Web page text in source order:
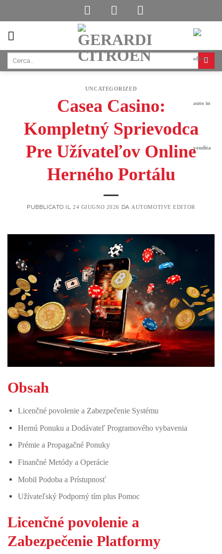
content
UNCATEGORIZED
Casea Casino:
Kompletný Sprievodca
Pre Užívateľov Online
Herného Portálu
PUBBLICATO IL24 GIUGNO 2026 DA AUTOMOTIVE EDITOR
Obsah
Licenčné povolenie a Zabezpečenie Systému
Hernú Ponuku a Dodávateľ Programového vybavenia
Prémie a Propagačné Ponuky
Finančné Metódy a Operácie
Mobil Podoba a Prístupnosť
Užívateľský Podporný tím plus Pomoc
Licenčné povolenie a
Zabezpečenie Platformy